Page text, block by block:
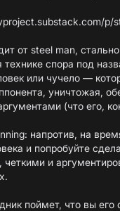
p/
от steel man,
технике спора под
или чучело —
уничтожая,
(что его,
напротив, на
и попробуйте
и
поймет, что вы его